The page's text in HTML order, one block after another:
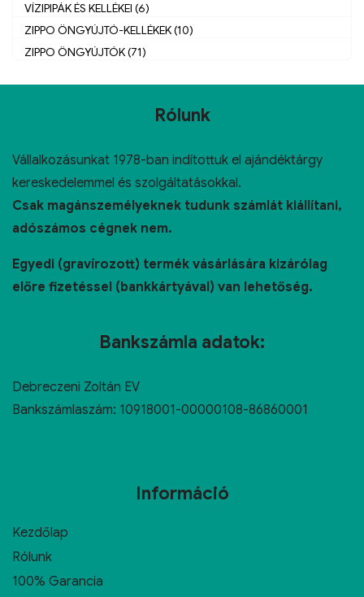
VÍZIPIPÁK ÉS KELLÉKEI (6)
ZIPPO ÖNGYÚJTÓ-KELLÉKEK (10)
ZIPPO ÖNGYÚJTÓK (71)
Rólunk
Vállalkozásunkat 1978-ban indítottuk el ajándéktárgy
kereskedelemmel és szolgáltatásokkal.
Csak magánszemélyeknek tudunk számlát kiállítani,
adószámos cégnek nem.
Egyedi (gravírozott) termék vásárlására kizárólag
előre fizetéssel (bankkártyával) van lehetőség.
Bankszámla adatok:
Debreczeni Zoltán EV
Bankszámlaszám: 10918001-00000108-86860001
Információ
Kezdőlap
Rólunk
100% Garancia